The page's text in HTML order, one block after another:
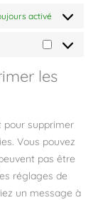
activé
Marketing
les
pour supprimer
Vous pouvez
pas être
réglages de
un message à